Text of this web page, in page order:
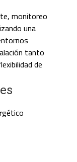
monitoreo
una
tanto
de